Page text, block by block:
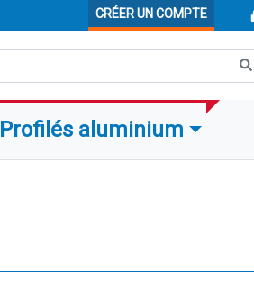
CRÉER UN COMPTE
Profilés aluminium